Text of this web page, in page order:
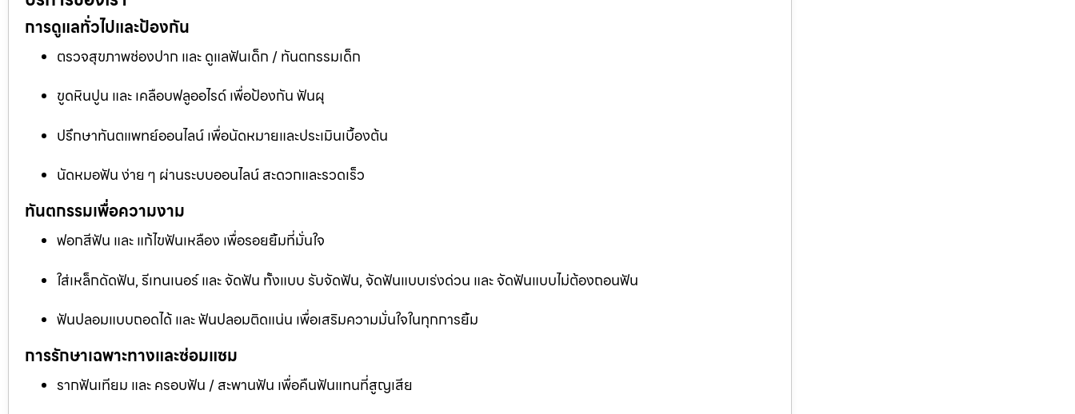
การดูแลทั่วไปและป้องกัน
ตรวจสุขภาพช่องปาก และ ดูแลฟันเด็ก / ทันตกรรมเด็ก
ขูดหินปูน และ เคลือบฟลูออไรด์ เพื่อป้องกัน ฟันผุ
ปรึกษาทันตแพทย์ออนไลน์ เพื่อนัดหมายและประเมินเบื้องต้น
นัดหมอฟัน ง่าย ๆ ผ่านระบบออนไลน์ สะดวกและรวดเร็ว
ทันตกรรมเพื่อความงาม
ฟอกสีฟัน และ แก้ไขฟันเหลือง เพื่อรอยยิ้มที่มั่นใจ
ใส่เหล็กดัดฟัน, รีเทนเนอร์ และ จัดฟัน ทั้งแบบ รับจัดฟัน, จัดฟันแบบเร่งด่วน และ จัดฟันแบบไม่ต้องถอนฟัน
ฟันปลอมแบบถอดได้ และ ฟันปลอมติดแน่น เพื่อเสริมความมั่นใจในทุกการยิ้ม
การรักษาเฉพาะทางและซ่อมแซม
รากฟันเทียม และ ครอบฟัน / สะพานฟัน เพื่อคืนฟันแทนที่สูญเสีย